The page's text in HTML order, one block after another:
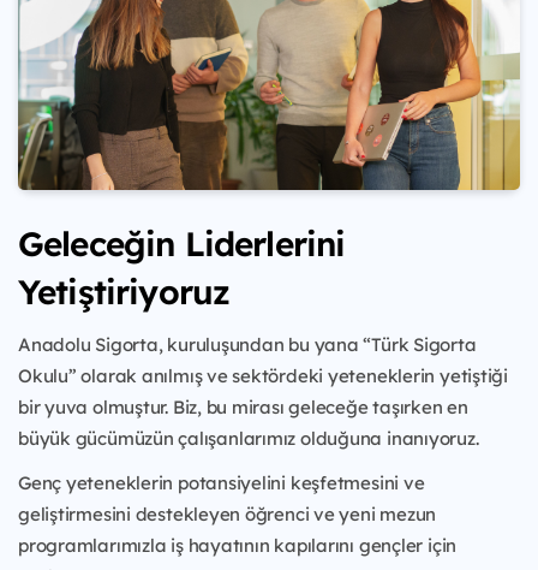
Geleceğin Liderlerini
Yetiştiriyoruz
Anadolu Sigorta, kuruluşundan bu yana “Türk Sigorta
Okulu” olarak anılmış ve sektördeki yeteneklerin yetiştiği
bir yuva olmuştur. Biz, bu mirası geleceğe taşırken en
büyük gücümüzün çalışanlarımız olduğuna inanıyoruz.
Genç yeteneklerin potansiyelini keşfetmesini ve
geliştirmesini destekleyen öğrenci ve yeni mezun
programlarımızla iş hayatının kapılarını gençler için